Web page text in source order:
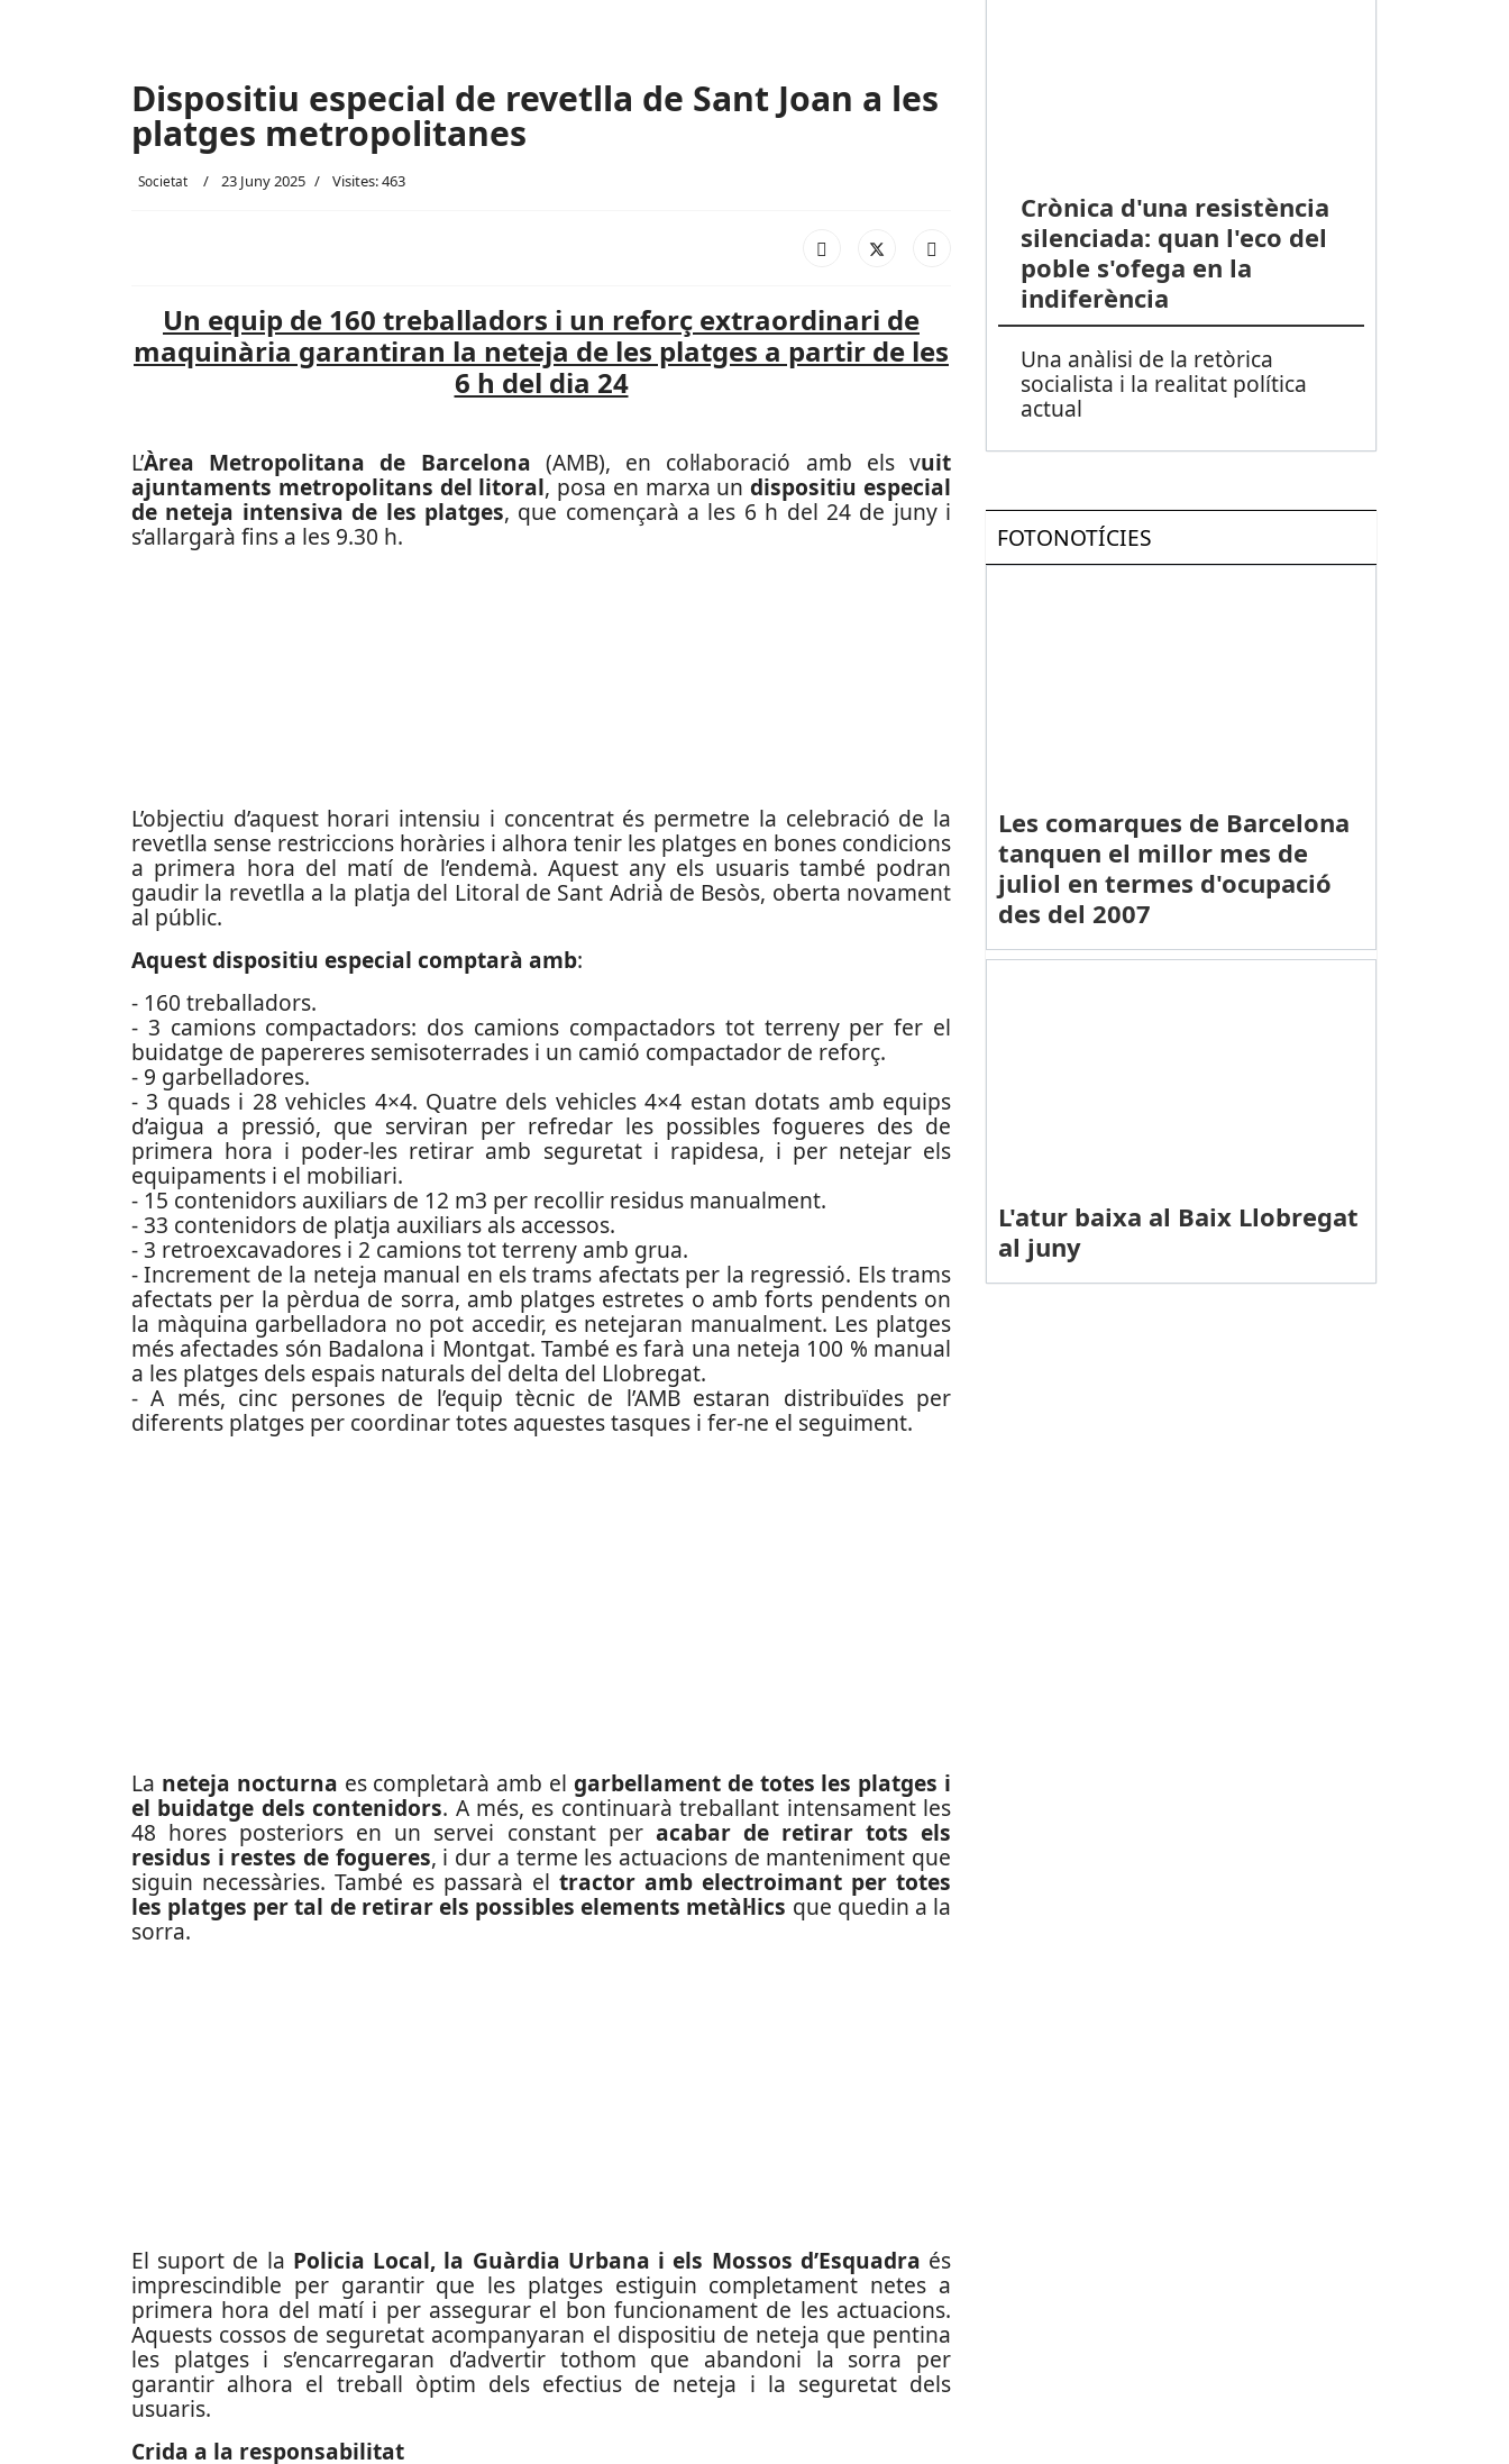
Dispositiu especial de revetlla de Sant Joan a les
platges metropolitanes
Societat 23 Juny 2025 Visites: 463
Un equip de 160 treballadors i un reforç extraordinari de
maquinària garantiran la neteja de les platges a partir de les
6 h del dia 24
L’Àrea Metropolitana de Barcelona (AMB), en col·laboració amb els vuit
ajuntaments metropolitans del litoral, posa en marxa undispositiu especial
de neteja intensiva de les platges, que començarà a les 6 h del 24 de juny i
s’allargarà fins a les 9.30 h.
L’objectiu d’aquest horari intensiu i concentrat és permetre la celebració de la
revetlla sense restriccions horàries i alhora tenir les platges en bones condicions
a primera hora del matí de l’endemà. Aquest any els usuaris també podran
gaudir la revetlla a la platja del Litoral de Sant Adrià de Besòs, oberta novament
al públic.
Aquest dispositiu especial comptarà amb:
- 160 treballadors.
- 3 camions compactadors: dos camions compactadors tot terreny per fer el
buidatge de papereres semisoterrades i un camió compactador de reforç.
- 9 garbelladores.
- 3 quads i 28 vehicles 4×4. Quatre dels vehicles 4×4 estan dotats amb equips
d’aigua a pressió, que serviran per refredar les possibles fogueres des de
primera hora i poder-les retirar amb seguretat i rapidesa, i per netejar els
equipaments i el mobiliari.
- 15 contenidors auxiliars de 12 m3 per recollir residus manualment.
- 33 contenidors de platja auxiliars als accessos.
- 3 retroexcavadores i 2 camions tot terreny amb grua.
- Increment de la neteja manual en els trams afectats per la regressió. Els trams
afectats per la pèrdua de sorra, amb platges estretes o amb forts pendents on
la màquina garbelladora no pot accedir, es netejaran manualment. Les platges
més afectades són Badalona i Montgat. També es farà una neteja 100 % manual
a les platges dels espais naturals del delta del Llobregat.
- A més, cinc persones de l’equip tècnic de l’AMB estaran distribuïdes per
diferents platges per coordinar totes aquestes tasques i fer-ne el seguiment.
La neteja nocturna es completarà amb el garbellament de totes les platges i
el buidatge dels contenidors. A més, es continuarà treballant intensament les
48 hores posteriors en un servei constant per acabar de retirar tots els
residus i restes de fogueres, i dur a terme les actuacions de manteniment que
siguin necessàries. També es passarà el tractor amb electroimant per totes
les platges per tal de retirar els possibles elements metàl·lics que quedin a la
sorra.
El suport de la Policia Local, la Guàrdia Urbana i els Mossos d’Esquadra és
imprescindible per garantir que les platges estiguin completament netes a
primera hora del matí i per assegurar el bon funcionament de les actuacions.
Aquests cossos de seguretat acompanyaran el dispositiu de neteja que pentina
les platges i s’encarregaran d’advertir tothom que abandoni la sorra per
garantir alhora el treball òptim dels efectius de neteja i la seguretat dels
usuaris.
Crida a la responsabilitat
Crònica d'una resistència
silenciada: quan l'eco del
poble s'ofega en la
indiferència
Una anàlisi de la retòrica
socialista i la realitat política
actual
FOTONOTÍCIES
Les comarques de Barcelona
tanquen el millor mes de
juliol en termes d'ocupació
des del 2007
L'atur baixa al Baix Llobregat
al juny